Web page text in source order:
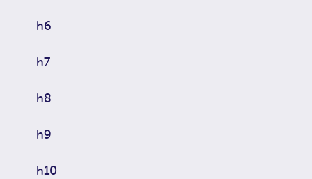
h6
h7
h8
h9
h10